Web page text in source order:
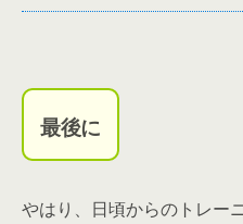
最後に
やはり、日頃からのトレー